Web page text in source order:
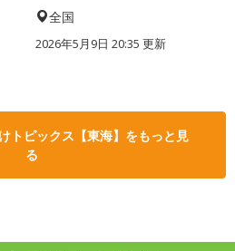
全国
2026年5月9日 20:35 更新
トピックス【東海】をもっと見
る